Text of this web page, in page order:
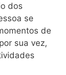
dos
se
de
sua vez,